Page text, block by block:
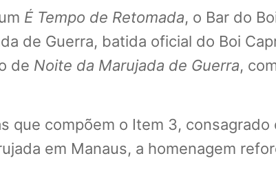
É Tempo de Retomada, o Bar do
de Guerra, batida oficial do Boi
de Noite da Marujada de Guerra,
que compõem o Item 3, consagrado
em Manaus, a homenagem